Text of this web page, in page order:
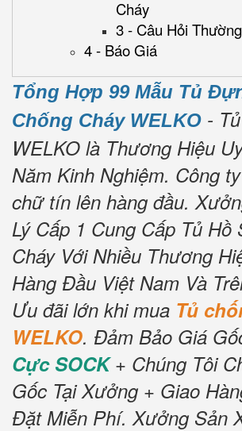
Cháy
3 - Câu Hỏi
4 - Báo Giá
Tổng Hợp 99 Mẫu Tủ
Chống Cháy WELKO -
WELKO là Thương Hiệu
Năm Kinh Nghiệm. Công
chữ tín lên hàng đầu.
Lý Cấp 1 Cung Cấp Tủ Hồ
Cháy Với Nhiều Thương
Hàng Đầu Việt Nam Và
Ưu đãi lớn khi mua Tủ
WELKO. Đảm Bảo Giá
Cực SOCK+ Chúng Tôi
Gốc Tại Xưởng + Giao
Đặt Miễn Phí. Xưởng Sản